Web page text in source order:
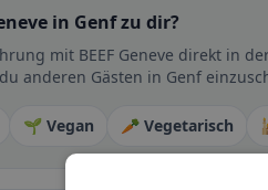
in Genf zu dir?
mit BEEF Geneve direkt in
anderen Gästen in Genf
🌱 Vegan 🥕 Vegetarisch